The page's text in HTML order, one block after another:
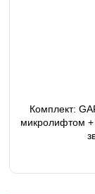
Комплект:
микролифтом +